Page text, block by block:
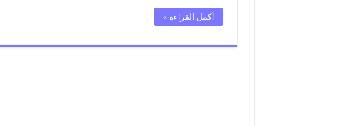
أكمل القراءة »